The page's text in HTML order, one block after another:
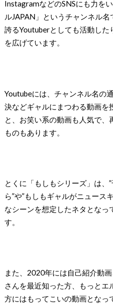
InstagramなどのSNSにも力を
ルJAPAN」というチャンネル
誇るYoutuberとしても活動し
を広げています。
Youtubeには、チャンネル名の
決などギャルにまつわる動画を
と、お笑い系の動画も人気で
ものもあります。
とくに「もしもシリーズ」は、
ら”や”もしもギャルがニュース
なシーンを想定したネタとな
す。
また、2020年には自己紹介動
さんを最近知った方、もっと
方にはもってこいの動画となっ